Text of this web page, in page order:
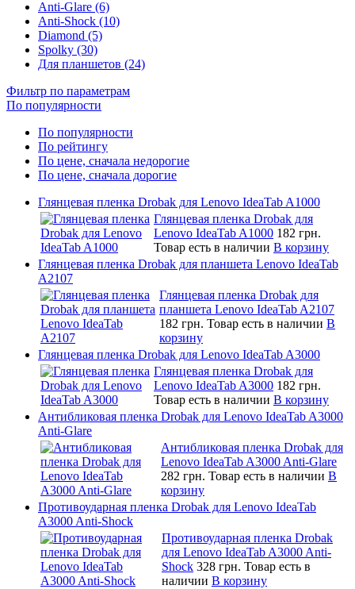
Anti-Glare (6)
Anti-Shock (10)
Diamond (5)
Spolky (30)
Для планшетов (24)
Фильтр по параметрам
По популярности
По популярности
По рейтингу
По цене, сначала недорогие
По цене, сначала дорогие
Глянцевая пленка Drobak для Lenovo IdeaTab A1000
Глянцевая пленка Drobak для
Lenovo IdeaTab A1000 182 грн.
Товар есть в наличии В корзину
Глянцевая пленка Drobak для планшета Lenovo IdeaTab
A2107
Глянцевая пленка Drobak для
планшета Lenovo IdeaTab A2107
182 грн. Товар есть в наличии В
корзину
Глянцевая пленка Drobak для Lenovo IdeaTab A3000
Глянцевая пленка Drobak для
Lenovo IdeaTab A3000 182 грн.
Товар есть в наличии В корзину
Антибликовая пленка Drobak для Lenovo IdeaTab A3000
Anti-Glare
Антибликовая пленка Drobak для
Lenovo IdeaTab A3000 Anti-Glare
282 грн. Товар есть в наличии В
корзину
Противоударная пленка Drobak для Lenovo IdeaTab
A3000 Anti-Shock
Противоударная пленка Drobak
для Lenovo IdeaTab A3000 Anti-
Shock 328 грн. Товар есть в
наличии В корзину